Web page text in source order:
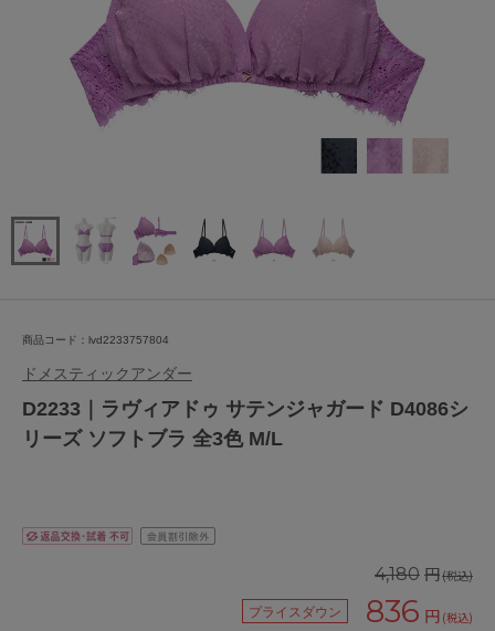
商品コード：lvd2233757804
ドメスティックアンダー
D2233｜ラヴィアドゥ サテンジャガード D4086シ
リーズ ソフトブラ 全3色 M/L
4,180 円(税込)
プライスダウン 836 円 (税込)